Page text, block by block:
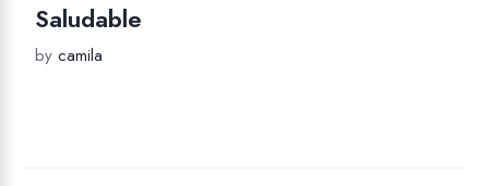
Saludable
bycamila